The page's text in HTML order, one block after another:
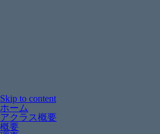
Skip to content
ホーム
アクラス概要
概要